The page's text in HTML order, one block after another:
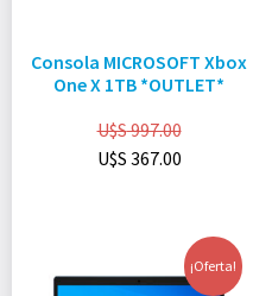
Consola MICROSOFT Xbox
One X 1TB *OUTLET*
U$S997.00
U$S 367.00
¡Oferta!